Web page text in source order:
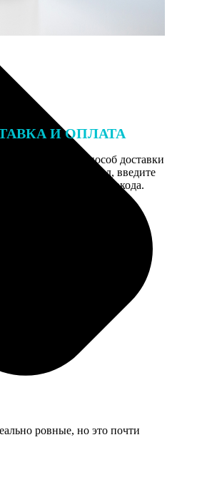
И ОПЛАТА
и выберите способ доставки
у вас есть промокод, введите
поле для промокода.
ровные, но это почти